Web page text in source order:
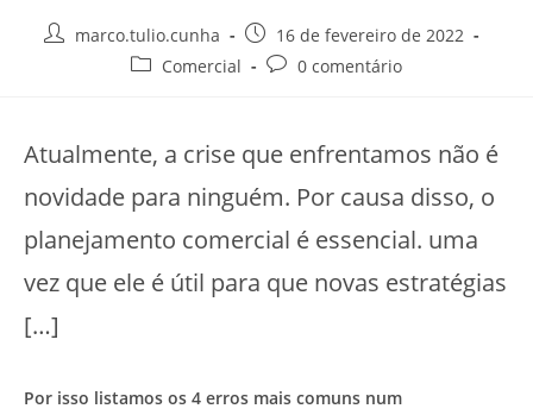
marco.tulio.cunha
16 de fevereiro de 2022
Comercial
0 comentário
Atualmente, a crise que enfrentamos não é
novidade para ninguém. Por causa disso, o
planejamento comercial é essencial. uma
vez que ele é útil para que novas estratégias
[…]
Por isso listamos os 4 erros mais comuns num